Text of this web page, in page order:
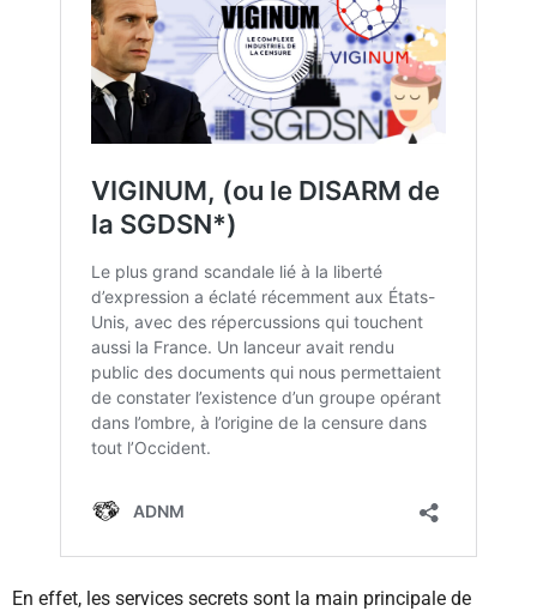
En effet, les services secrets sont la main principale de